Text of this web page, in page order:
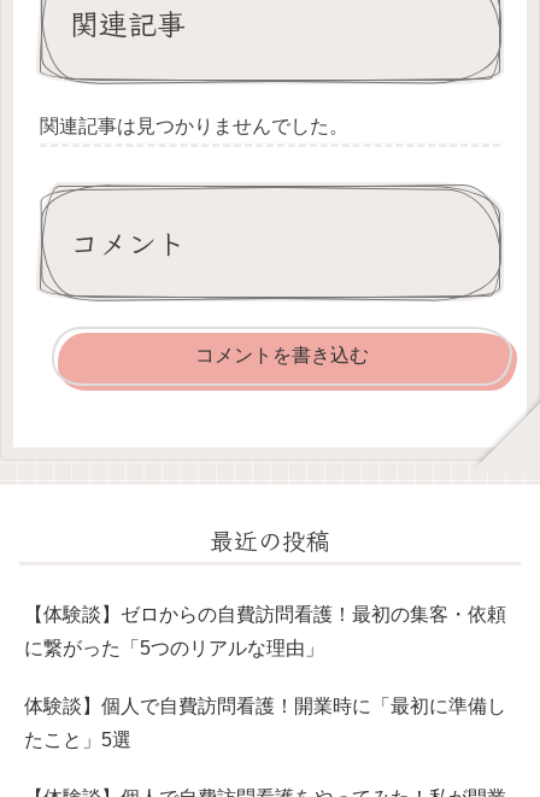
関連記事
関連記事は見つかりませんでした。
コメント
コメントを書き込む
最近の投稿
【体験談】ゼロからの自費訪問看護！最初の集客・依頼
に繋がった「5つのリアルな理由」
体験談】個人で自費訪問看護！開業時に「最初に準備し
たこと」5選